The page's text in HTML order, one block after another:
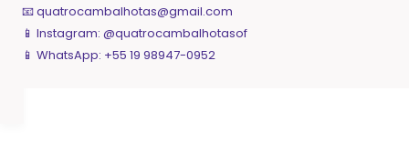
📧quatrocambalhotas@gmail.com
📱 Instagram: @quatrocambalhotasof
📱 WhatsApp: +55 19 98947-0952